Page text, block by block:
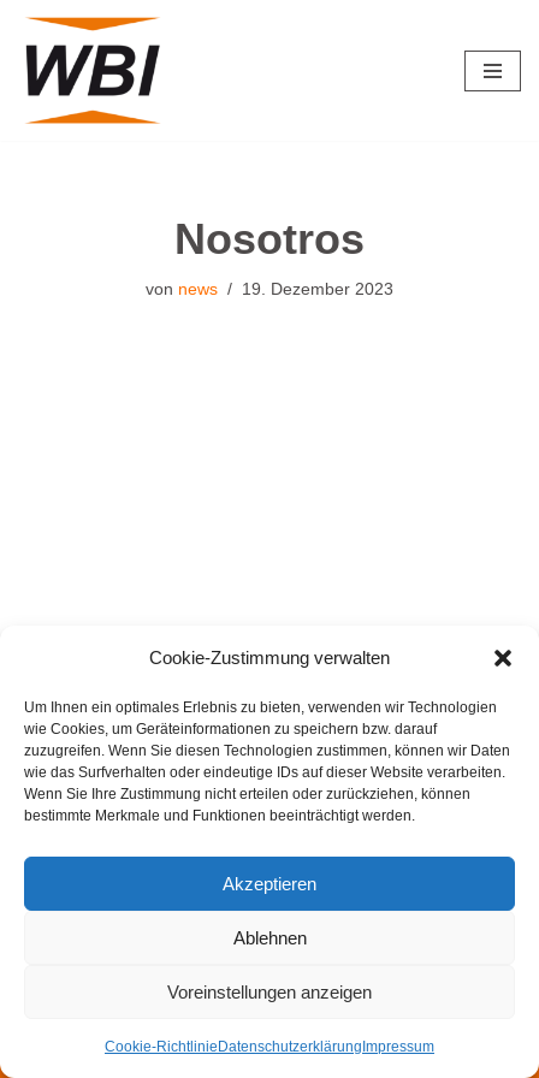
Cookie-Zustimmung verwalten
Um Ihnen ein optimales Erlebnis zu bieten, verwenden wir Technologien
wie Cookies, um Geräteinformationen zu speichern bzw. darauf
zuzugreifen. Wenn Sie diesen Technologien zustimmen, können wir Daten
wie das Surfverhalten oder eindeutige IDs auf dieser Website verarbeiten.
Wenn Sie Ihre Zustimmung nicht erteilen oder zurückziehen, können
bestimmte Merkmale und Funktionen beeinträchtigt werden.
Akzeptieren
Ablehnen
Voreinstellungen anzeigen
Cookie-Richtlinie Datenschutzerklärung Impressum
Zum
Inhalt
springen
Nosotros
von news 19. Dezember 2023
Datenschutzerklärung
Neve| Präsentiert vonWordPress